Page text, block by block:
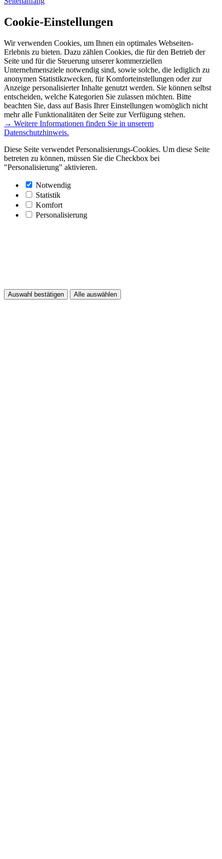
Cookie-Einstellungen
Wir verwenden Cookies, um Ihnen ein optimales Webseiten-
Erlebnis zu bieten. Dazu zählen Cookies, die für den Betrieb der
Seite und für die Steuerung unserer kommerziellen
Unternehmensziele notwendig sind, sowie solche, die lediglich zu
anonymen Statistikzwecken, für Komforteinstellungen oder zur
Anzeige personalisierter Inhalte genutzt werden. Sie können selbst
entscheiden, welche Kategorien Sie zulassen möchten. Bitte
beachten Sie, dass auf Basis Ihrer Einstellungen womöglich nicht
mehr alle Funktionalitäten der Seite zur Verfügung stehen.
→ Weitere Informationen finden Sie in unserem
Datenschutzhinweis.
Diese Seite verwendet Personalisierungs-Cookies. Um diese Seite
betreten zu können, müssen Sie die Checkbox bei
"Personalisierung" aktivieren.
Notwendig
Statistik
Komfort
Personalisierung
Auswahl bestätigen Alle auswählen